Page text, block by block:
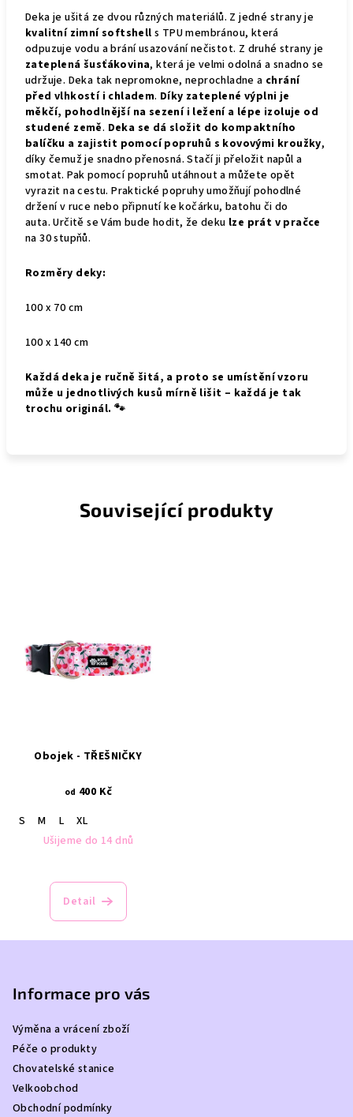
Deka je ušitá ze dvou různých materiálů. Z jedné strany je
kvalitní zimní softshell s TPU membránou, která
odpuzuje vodu a brání usazování nečistot. Z druhé strany je
zateplená šusťákovina, která je velmi odolná a snadno se
udržuje. Deka tak nepromokne, neprochladne a chrání
před vlhkostí i chladem. Díky zateplené výplni je
měkčí, pohodlnější na sezení i ležení a lépe izoluje od
studené země. Deka se dá složit do kompaktního
balíčku a zajistit pomocí popruhů s kovovými kroužky,
díky čemuž je snadno přenosná. Stačí ji přeložit napůl a
smotat. Pak pomocí popruhů utáhnout a můžete opět
vyrazit na cestu. Praktické popruhy umožňují pohodlné
držení v ruce nebo připnutí ke kočárku, batohu či do
auta.Určitě se Vám bude hodit, že deku lze prát v pračce
na 30 stupňů.
Rozměry deky:
100 x 70 cm
100 x 140 cm
Každá deka je ručně šitá, a proto se umístění vzoru
může u jednotlivých kusů mírně lišit – každá je tak
trochu originál. 🐾
Související produkty
Obojek - TŘEŠNIČKY
od 400 Kč
S
M L
XL
Ušijeme do 14 dnů
hodnocení
produktu
z
Detail
Informace pro vás
Výměna a vrácení zboží
Péče o produkty
Chovatelské stanice
Velkoobchod
Obchodní podmínky